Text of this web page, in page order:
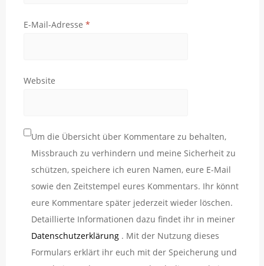
E-Mail-Adresse *
Website
Um die Übersicht über Kommentare zu behalten,
Missbrauch zu verhindern und meine Sicherheit zu
schützen, speichere ich euren Namen, eure E-Mail
sowie den Zeitstempel eures Kommentars. Ihr könnt
eure Kommentare später jederzeit wieder löschen.
Detaillierte Informationen dazu findet ihr in meiner
Datenschutzerklärung . Mit der Nutzung dieses
Formulars erklärt ihr euch mit der Speicherung und